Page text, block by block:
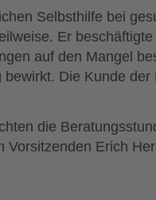
Selbsthilfe bei
Er
auf den Mangel
Die Kunde der
die
Vorsitzenden Erich